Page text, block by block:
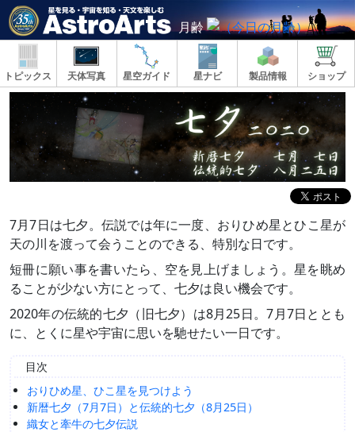
月齢
トピックス 天体写真 星空ガイド 星ナビ 製品情報 ショップ
7月7日は七夕。伝説では年に一度、おりひめ星とひこ星が
天の川を渡って会うことのできる、特別な日です。
短冊に願い事を書いたら、空を見上げましょう。星を眺め
ることが少ない方にとって、七夕は良い機会です。
2020年の伝統的七夕（旧七夕）は8月25日。7月7日ととも
に、とくに星や宇宙に思いを馳せたい一日です。
目次
おりひめ星、ひこ星を見つけよう
新暦七夕（7月7日）と伝統的七夕（8月25日）
織女と牽牛の七夕伝説